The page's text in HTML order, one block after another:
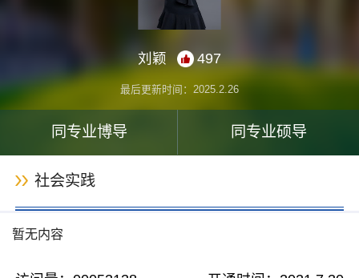
刘颖 497
最后更新时间： 2025.2.26
同专业博导 同专业硕导
社会实践
暂无内容